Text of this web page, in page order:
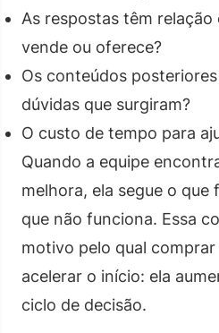
As respostas têm
vende ou oferece?
Os conteúdos
dúvidas que surgiram?
O custo de tempo para
Quando a equipe
melhora, ela segue o
que não funciona. Essa
motivo pelo qual
acelerar o início: ela
ciclo de decisão.